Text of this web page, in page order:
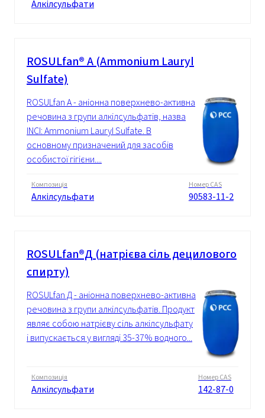
Алкілсульфати
ROSULfan® А (Ammonium Lauryl
Sulfate)
ROSULfan A - аніонна поверхнево-активна
речовина з групи алкілсульфатів, назва
INCI: Ammonium Lauryl Sulfate. В
основному призначений для засобів
особистої гігієни....
Композиція
Алкілсульфати
Номер CAS
90583-11-2
ROSULfan®Д (натрієва сіль децилового
спирту)
ROSULfan Д - аніонна поверхнево-активна
речовина з групи алкілсульфатів. Продукт
являє собою натрієву сіль алкілсульфату
і випускається у вигляді 35-37% водного...
Композиція
Алкілсульфати
Номер CAS
142-87-0